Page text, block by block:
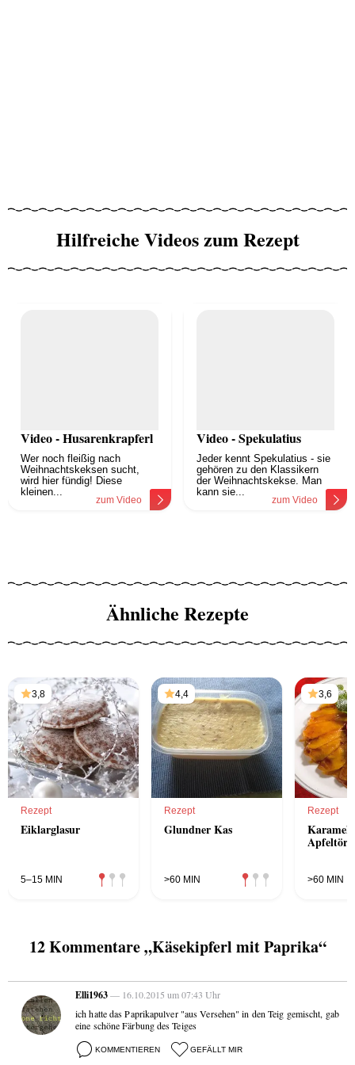
Hilfreiche Videos zum Rezept
Video - Husarenkrapferl
Wer noch fleißig nach
Weihnachtskeksen sucht,
wird hier fündig! Diese
kleinen...
zum Video
Video - Spekulatius
Jeder kennt Spekulatius - sie
gehören zu den Klassikern
der Weihnachtskekse. Man
kann sie...
zum Video
Ähnliche Rezepte
3,8
Rezept
Eiklarglasur
5–15 MIN
4,4
Rezept
Glundner Kas
>60 MIN
3,6
Rezept
>60 MIN
12 Kommentare „Käsekipferl mit Paprika“
Elli1963— 16.10.2015 um 07:43 Uhr
ich hatte das Paprikapulver "aus Versehen" in den Teig gemischt, gab
eine schöne Färbung des Teiges
KOMMENTIEREN GEFÄLLT MIR